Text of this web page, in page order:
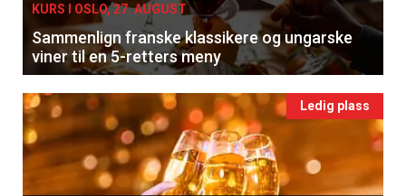
×
Få ukentlige nyhetsbrev fra
Apéritif
KURS I OSLO, 27. AUGUST
Sammenlign franske klassikere og ungarske
viner til en 5-retters meny
Ledig plass